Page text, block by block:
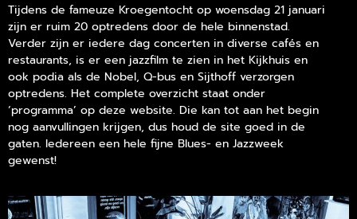
Tijdens de fameuze Kroegentocht op woensdag 21 januari
zijn er ruim 20 optredens door de hele binnenstad.
Verder zijn er iedere dag concerten in diverse cafés en
restaurants, is er een jazzfilm te zien in het Kijkhuis en
ook podia als de Nobel, Q-bus en Sijthoff verzorgen
optredens. Het complete overzicht staat onder
‘programma’ op deze website. Die kan tot aan het begin
nog aanvullingen krijgen, dus houd de site goed in de
gaten. Iedereen een hele fijne Blues- en Jazzweek
gewenst!